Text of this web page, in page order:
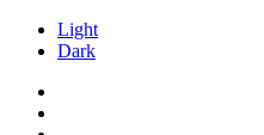
Light
Dark